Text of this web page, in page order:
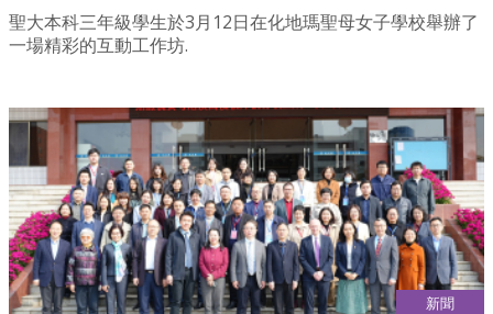
聖大本科三年級學生於3月12日在化地瑪聖母女子學校舉辦了
一場精彩的互動工作坊.
新聞